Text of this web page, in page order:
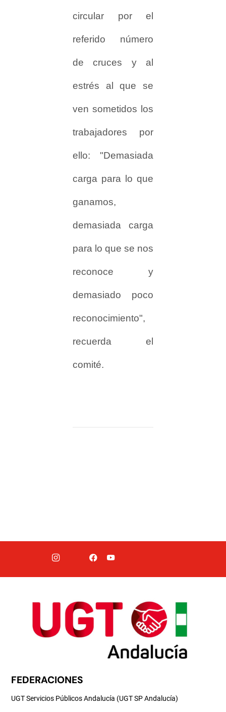
circular por el
referido número
de cruces y al
estrés al que se
ven sometidos los
trabajadores por
ello: "Demasiada
carga para lo que
ganamos,
demasiada carga
para lo que se nos
reconoce y
demasiado poco
reconocimiento",
recuerda el
comité.
FEDERACIONES
UGT Servicios Públicos Andalucía (UGT SP Andalucía)